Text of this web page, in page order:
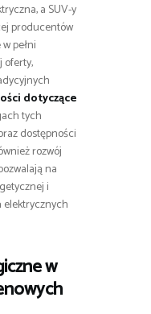
a SUV-y
producentów
pełni
oferty,
dotyczące
tych
dostępności
rozwój
na
i
elektrycznych
w